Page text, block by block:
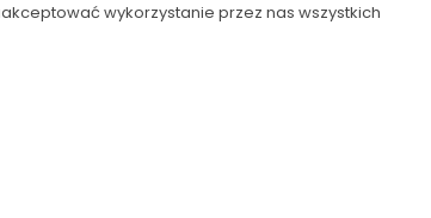
wykorzystanie przez nas wszystkich